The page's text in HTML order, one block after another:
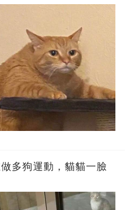
多狗運動，貓貓一臉